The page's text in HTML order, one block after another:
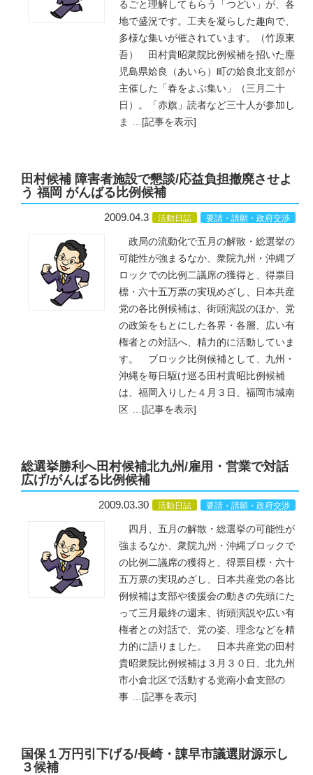
るごと理解してもらう「つどい」が、各
地で盛況です。工夫を凝らした趣向で、
多様な集いが催されています。（竹原東
吾） 田村貴昭衆院比例候補を招いた塵
児島県姶良（あいら）町の姶良北支部が
主催した「春をよぶ集い」（三月二十
日）。「赤旗」読者など三十人が参加し
ま
… [記事を表示]
田村候補 障害者施設で懇談/応益負担撤廃させよ
う 福岡 がんばる比例候補
2009.04.3 活動日誌 要請・請願・政府交渉
政局の流動化で五月の解散・総選挙の
可能性が強まるなか、衆院九州・沖縄ブ
ロックでの比例二議席の獲得と、得票目
標・六十五万票の実現めざし、日本共産
党の各比例候補は、街頭演説のほか、党
の政策をもとにした各界・各層、広い有
権者との対話へ、精力的に活動していま
す。 ブロック比例候補として、九州・
沖縄を毎日駆け巡る田村貴昭比例候補
は、福岡入りした４月３日、福岡市城南
区 … [記事を表示]
総選挙勝利へ田村候補北九州/雇用・営業で対話
広げ/がんばる比例候補
2009.03.30 活動日誌 要請・請願・政府交渉
四月、五月の解散・総選挙の可能性が
強まるなか、衆院九州・沖縄ブロックで
の比例二議席の獲得と、得票目標・六十
五万票の実現めざし、日本共産党の各比
例候補は支部や後援会の動きの先頭にた
って三月最終の週末、街頭演説や広い有
権者との対話で、党の姿、理念などを精
力的に語りました。 日本共産党の田村
貴昭衆院比例候補は３月３０日、北九州
市小倉北区で活動する党南小倉支部の
事 … [記事を表示]
国保１万円引下げる/長崎・諌早市議選財源示し
３候補